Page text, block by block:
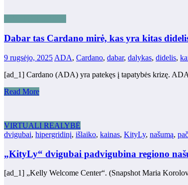
Dabar tas Cardano mirė, kas yra kitas
9 rugsėjo, 2025 ADA, Cardano, dabar, dalykas, didelis,
[ad_1] Cardano (ADA) yra patekęs į tapatybės krizę.
Read More
VIRTUALI REALYBĖ
dvigubai, hipergridinį, išlaiko, kainas, KityLy, našumą,
„KityLy“ dvigubai padvigubina regiono
[ad_1] „Kelly Welcome Center“. (Snapshot Maria